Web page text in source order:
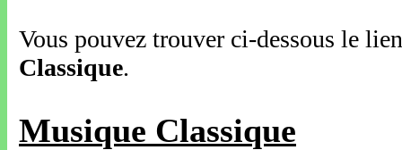
Vous pouvez trouver ci-dessous le
Classique.
Musique Classique